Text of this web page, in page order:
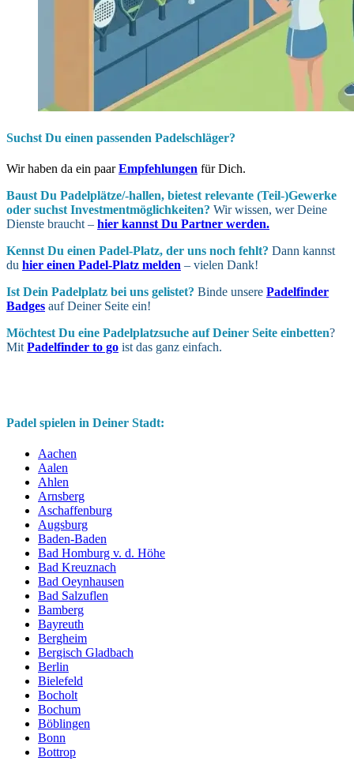
Suchst Du einen passenden Padelschläger?
Wir haben da ein paarEmpfehlungen für Dich.
Baust Du Padel­plätze/-hallen, bietest relevante (Teil-)Gewerke
oder suchst In­vest­ment­möglich­keiten? Wir wissen, wer Deine
Dienste braucht – hier kannst Du Partner werden.
Kennst Du einen Padel-Platz, der uns noch fehlt? Dann kannst
du hier einen Padel-Platz melden – vielen Dank!
Ist Dein Padel­platz bei uns gelistet? Binde unsere Padelfinder
Badges auf Deiner Seite ein!
Möchtest Du eine Padel­platz­suche auf Deiner Seite ein­betten?
MitPadelfinder to go ist das ganz einfach.
Padel spielen in Deiner Stadt:
Aachen
Aalen
Ahlen
Arnsberg
Aschaffenburg
Augsburg
Baden-Baden
Bad Homburg v. d. Höhe
Bad Kreuznach
Bad Oeynhausen
Bad Salzuflen
Bamberg
Bayreuth
Bergheim
Bergisch Gladbach
Berlin
Bielefeld
Bocholt
Bochum
Böblingen
Bonn
Bottrop